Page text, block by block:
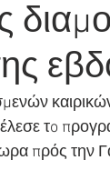
τo
πρός την